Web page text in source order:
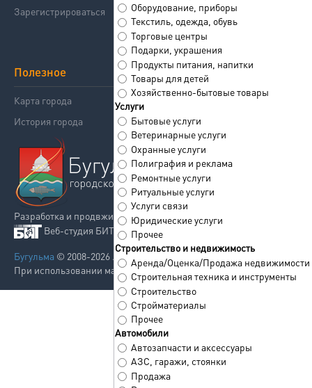
Оборудование, приборы
Текстиль, одежда, обувь
Торговые центры
Подарки, украшения
Продукты питания, напитки
Товары для детей
Хозяйственно-бытовые товары
Услуги
Бытовые услуги
Ветеринарные услуги
Охранные услуги
Полиграфия и реклама
Ремонтные услуги
Ритуальные услуги
Услуги связи
Юридические услуги
Прочее
Строительство и недвижимость
Аренда/Оценка/Продажа недвижимости
Строительная техника и инструменты
Строительство
Стройматериалы
Прочее
Автомобили
Автозапчасти и аксессуары
АЗС, гаражи, стоянки
Продажа
Зарегистрироваться
Знакомства
Полезное
Карта города
История города
Поддержка
Реклама
Контакты
Разработка и продвжиение сайта
Веб-студия БИТРУ
Бугульма © 2008-2026 . Все права защищены.
При использовании материалов сайта ссылка на сайт обязательна.